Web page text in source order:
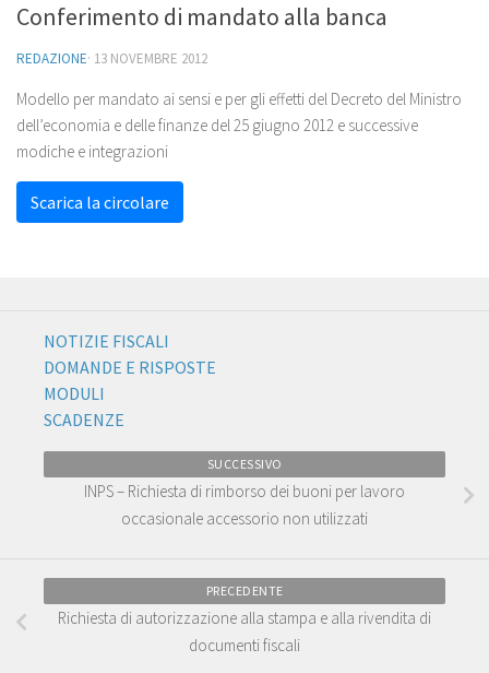
Conferimento di mandato alla banca
REDAZIONE· 13 NOVEMBRE 2012
Modello per mandato ai sensi e per gli effetti del Decreto del Ministro
dell’economia e delle finanze del 25 giugno 2012 e successive
modiche e integrazioni
Scarica la circolare
NOTIZIE FISCALI
DOMANDE E RISPOSTE
MODULI
SCADENZE
SUCCESSIVO
INPS – Richiesta di rimborso dei buoni per lavoro
occasionale accessorio non utilizzati
PRECEDENTE
Richiesta di autorizzazione alla stampa e alla rivendita di
documenti fiscali